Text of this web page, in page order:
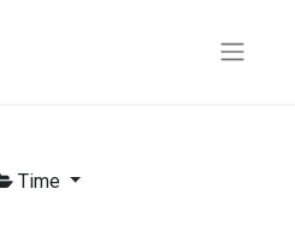
Time